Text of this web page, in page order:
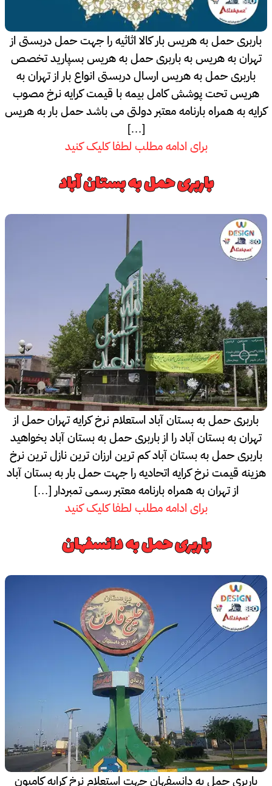
باربری حمل به هریس بار کالا اثاثیه را جهت حمل دربستی از
تهران به هریس به باربری حمل به هریس بسپارید تخصص
باربری حمل به هریس ارسال دربستی انواع بار از تهران به
هریس تحت پوشش کامل بیمه با قیمت کرایه نرخ مصوب
کرایه به همراه بارنامه معتبر دولتی می باشد حمل بار به هریس
[…]
برای ادامه مطلب لطفا کلیک کنید
باربری حمل به بستان آباد
باربری حمل به بستان آباد استعلام نرخ کرایه تهران حمل از
تهران به بستان آباد را از باربری حمل به بستان آباد بخواهید
باربری حمل به بستان آباد کم ترین ارزان ترین نازل ترین نرخ
هزینه قیمت نرخ کرایه اتحادیه را جهت حمل بار به بستان آباد
از تهران به همراه بارنامه معتبر رسمی تمبردار […]
برای ادامه مطلب لطفا کلیک کنید
باربری حمل به دانسفهان
باربری حمل به دانسفهان جهت استعلام نرخ کرایه کامیون